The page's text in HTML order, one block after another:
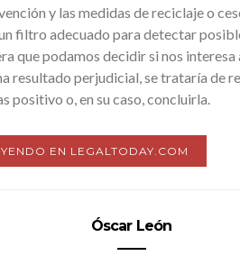
y las medidas de reciclaje o
filtro adecuado para detectar
que podamos decidir si nos interesa
resultado perjudicial, se trataría de
positivo o, en su caso, concluirla.
EN LEGALTODAY.COM
Óscar León